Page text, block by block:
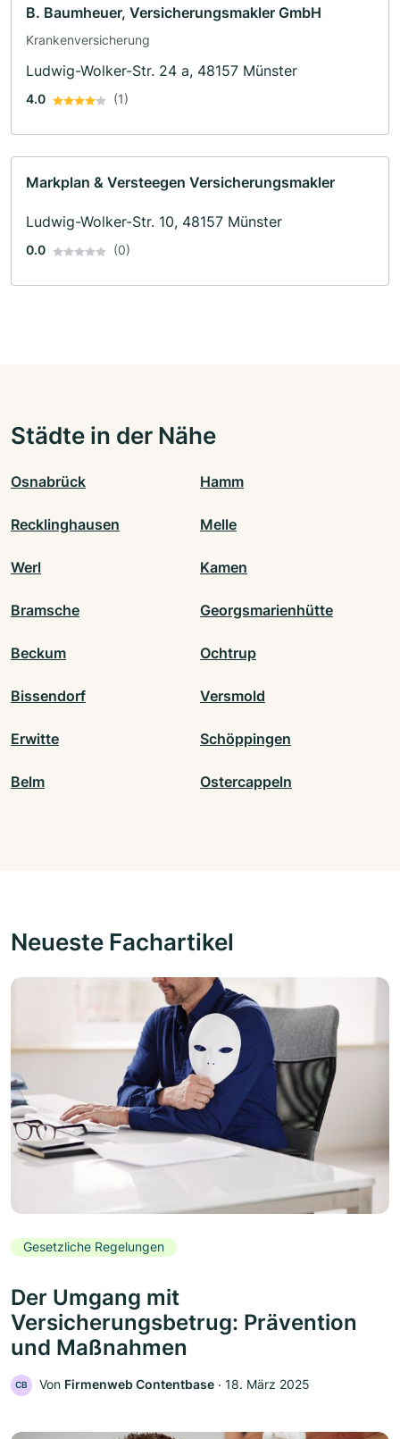
B. Baumheuer, Versicherungsmakler GmbH
Krankenversicherung
Ludwig-Wolker-Str. 24 a, 48157 Münster
4.0 (1)
Markplan & Versteegen Versicherungsmakler
Ludwig-Wolker-Str. 10, 48157 Münster
0.0 (0)
Städte in der Nähe
Osnabrück Hamm
Recklinghausen Melle
Werl Kamen
Bramsche Georgsmarienhütte
Beckum Ochtrup
Bissendorf Versmold
Erwitte Schöppingen
Belm Ostercappeln
Neueste Fachartikel
Gesetzliche Regelungen
Der Umgang mit
Versicherungsbetrug: Prävention
und Maßnahmen
CB Von Firmenweb Contentbase ‧ 18. März 2025